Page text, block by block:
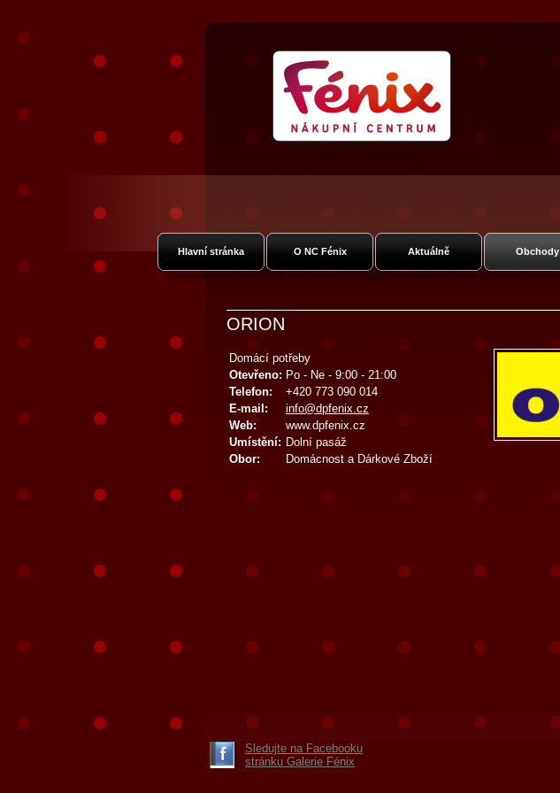
Nákupní Galerie Fénix
Vysočanská
Hlavní stránka O NC Fénix Aktuálně Obchody
ORION
Domácí potřeby
Otevřeno: Po - Ne - 9:00 - 21:00
Telefon:
+420 773 090 014
E-mail:
info@dpfenix.cz
Web:
www.dpfenix.cz
Umístění: Dolní pasáž
Obor:
Domácnost a Dárkové Zboží
Sledujte na Facebooku
stránku Galerie Fénix